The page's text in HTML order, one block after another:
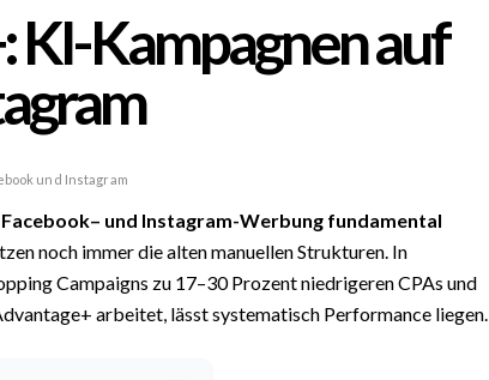
Kampagnen auf
und Instagram
Facebook– und Instagram-Werbung fundamental
noch immer die alten manuellen Strukturen. In
Campaigns zu 17–30 Prozent niedrigeren CPAs und
arbeitet, lässt systematisch Performance liegen.